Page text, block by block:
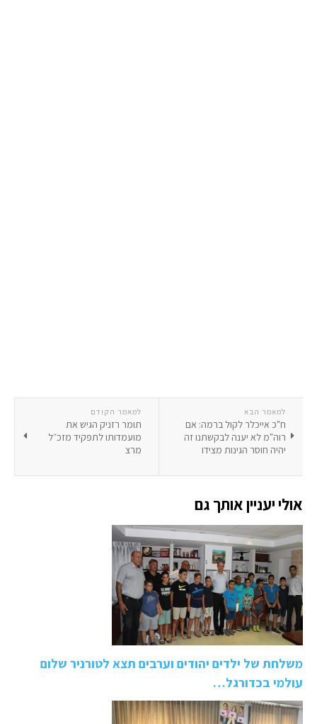
למאמר הקודם
תומר רזניק הגיש את
מועמדותו לתפקיד מזכ״ל
מרצ
למאמר הבא
ח"כ אייכלר לקול ברמה: אם
רוה"מ לא יענה לבקשתנו זה
יהיה חוסר הגינות מצידו
אולי יעניין אותך גם
משלחת של ילדים יהודים וערבים תצא לטורניר שלום
עולמי בכדורגל…